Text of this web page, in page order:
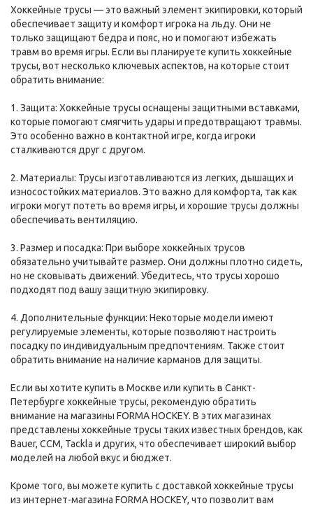
Хоккейные трусы — это важный элемент экипировки, который
обеспечивает защиту и комфорт игрока на льду. Они не
только защищают бедра и пояс, но и помогают избежать
травм во время игры. Если вы планируете купить хоккейные
трусы, вот несколько ключевых аспектов, на которые стоит
обратить внимание:
1. Защита: Хоккейные трусы оснащены защитными вставками,
которые помогают смягчить удары и предотвращают травмы.
Это особенно важно в контактной игре, когда игроки
сталкиваются друг с другом.
2. Материалы: Трусы изготавливаются из легких, дышащих и
износостойких материалов. Это важно для комфорта, так как
игроки могут потеть во время игры, и хорошие трусы должны
обеспечивать вентиляцию.
3. Размер и посадка: При выборе хоккейных трусов
обязательно учитывайте размер. Они должны плотно сидеть,
но не сковывать движений. Убедитесь, что трусы хорошо
подходят под вашу защитную экипировку.
4. Дополнительные функции: Некоторые модели имеют
регулируемые элементы, которые позволяют настроить
посадку по индивидуальным предпочтениям. Также стоит
обратить внимание на наличие карманов для защиты.
Если вы хотите купить в Москве или купить в Санкт-
Петербурге хоккейные трусы, рекомендую обратить
внимание на магазины FORMA HOCKEY. В этих магазинах
представлены хоккейные трусы таких известных брендов, как
Bauer, CCM, Tackla и других, что обеспечивает широкий выбор
моделей на любой вкус и бюджет.
Кроме того, вы можете купить с доставкой хоккейные трусы
из интернет-магазина FORMA HOCKEY, что позволит вам